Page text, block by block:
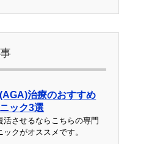
治療のおすすめ
ック3選
活させるならこちらの専門
ックがオススメです。